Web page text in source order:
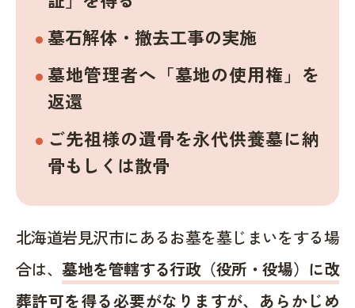
墓石解体・撤去工事の実施
墓地管理者へ「墓地の使用権」を
返還
ご先祖様の遺骨を永代供養墓に納
骨もしくは散骨
北海道岩見沢市にあるお墓を墓じまいをする場
合は、墓地を管轄する行政（役所・役場）に改
葬許可を得る必要がなりますが、あらかじめ